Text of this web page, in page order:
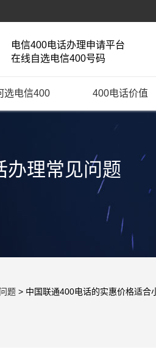
电信400电话办理申请平台
在线自选电信400号码
选电信400 400电话价值
办理常见问题
题 > 中国联通400电话的实惠价格适合